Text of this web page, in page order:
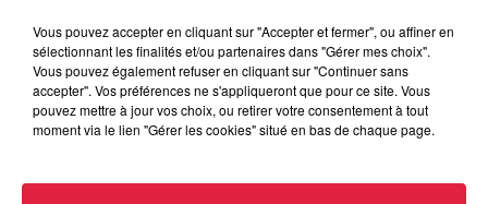
Dans la même série
Thierry du Domaine Wunsch et
Mann à Wettolsheim !
Wettolsheim !
Vous pouvez accepter en cliquant sur "Accepter et fermer", ou affiner en
sélectionnant les finalités et/ou partenaires dans "Gérer mes choix".
Vous pouvez également refuser en cliquant sur "Continuer sans
accepter". Vos préférences ne s'appliqueront que pour ce site. Vous
pouvez mettre à jour vos choix, ou retirer votre consentement à tout
moment via le lien "Gérer les cookies" situé en bas de chaque page.